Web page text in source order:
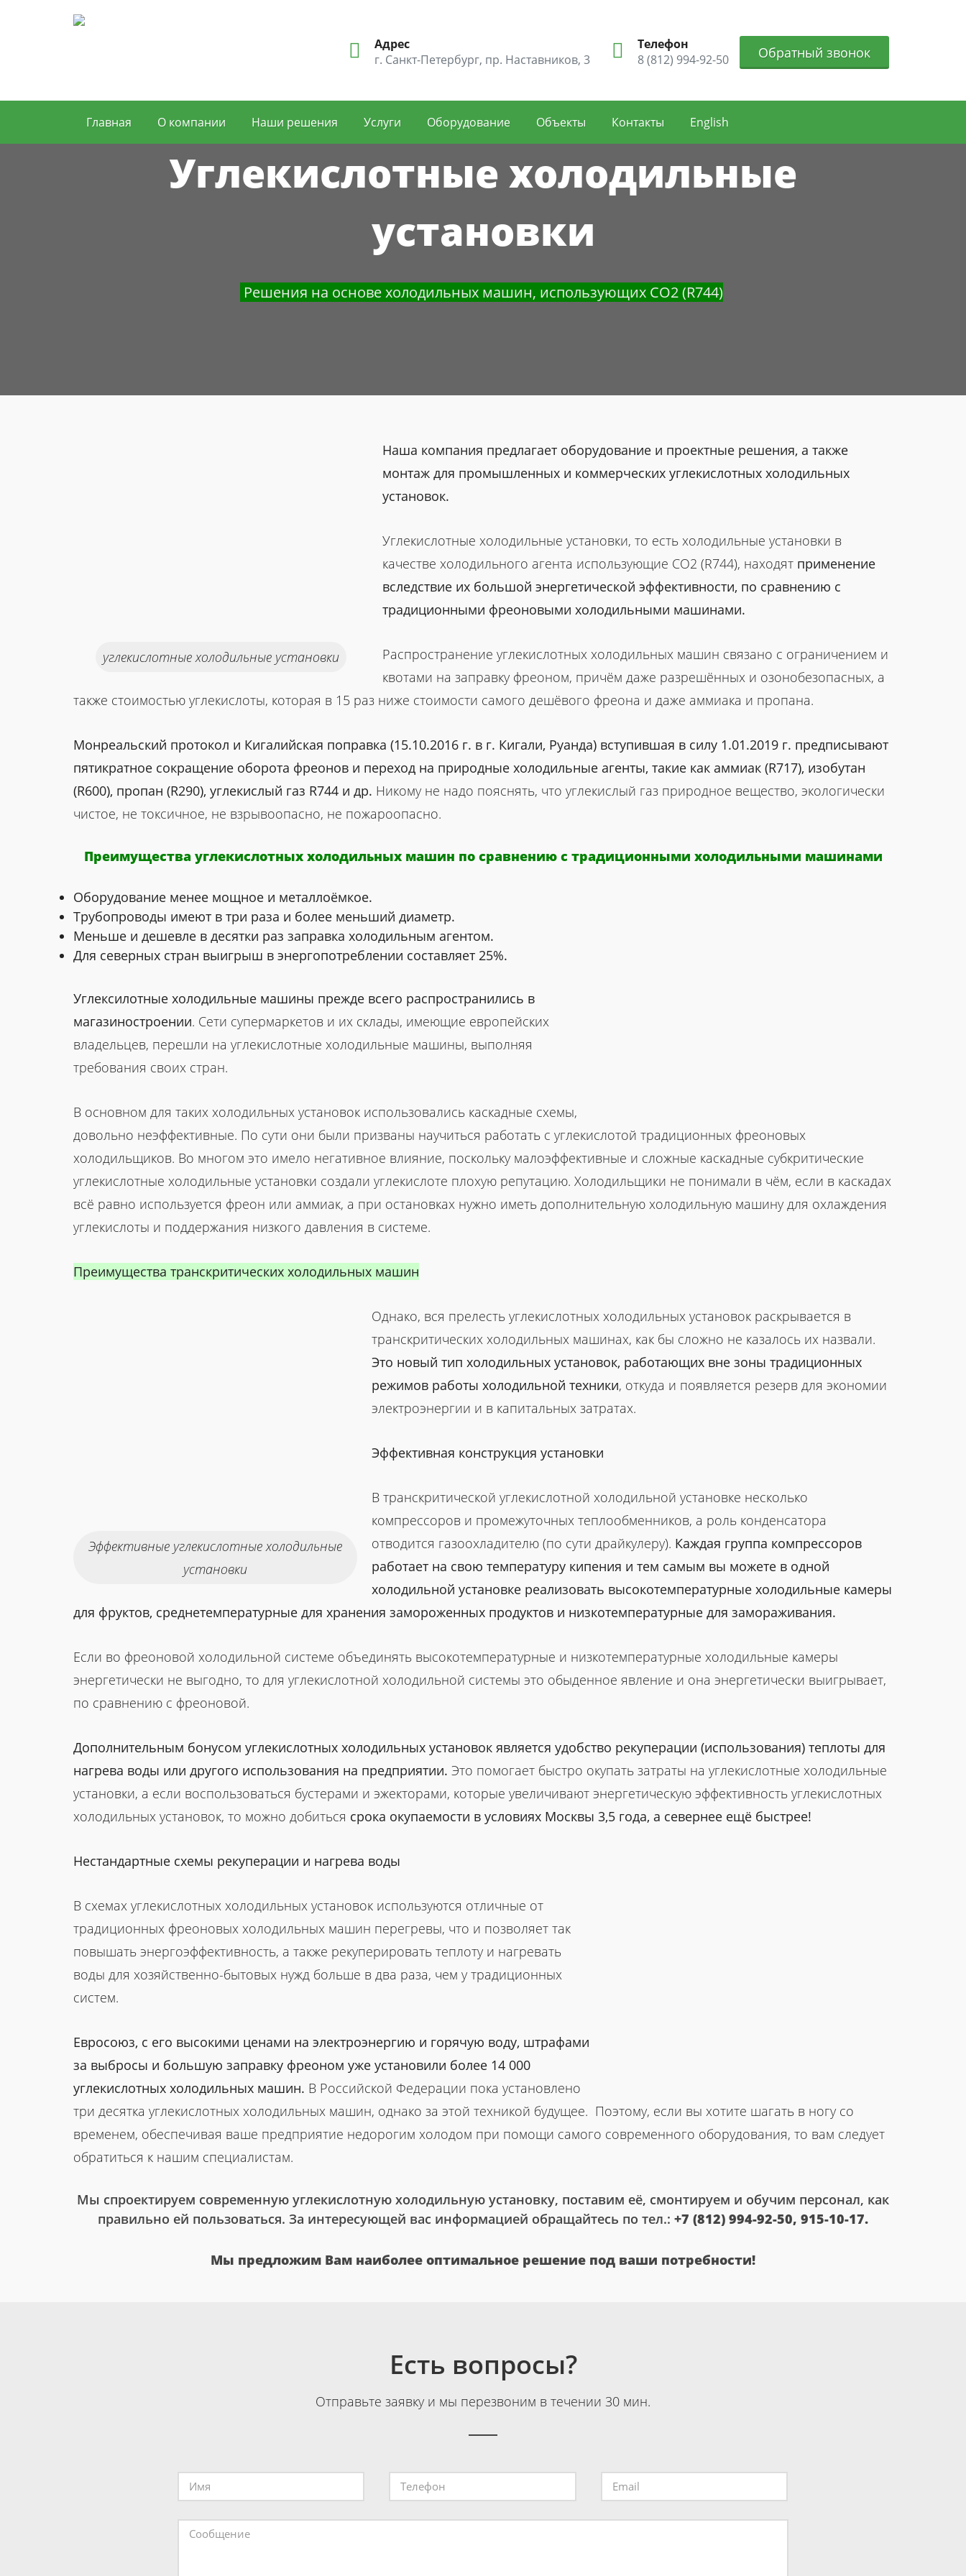
Обратный звонок
Адрес
г. Санкт-Петербург, пр. Наставников, 3
Телефон
8 (812) 994-92-50
Главная О компании Наши решения Услуги Оборудование Объекты Контакты English
Углекислотные холодильные
установки
Решения на основе холодильных машин, использующих СО2 (R744)
углекислотные холодильные установки
Наша компания предлагает оборудование и проектные решения, а также
монтаж для промышленных и коммерческих углекислотных холодильных
установок.
Углекислотные холодильные установки, то есть холодильные установки в
качестве холодильного агента использующие СО2 (R744), находят применение
вследствие их большой энергетической эффективности, по сравнению с
традиционными фреоновыми холодильными машинами.
Распространение углекислотных холодильных машин связано с ограничением и
квотами на заправку фреоном, причём даже разрешённых и озонобезопасных, а
также стоимостью углекислоты, которая в 15 раз ниже стоимости самого дешёвого фреона и даже аммиака и пропана.
Монреальский протокол и Кигалийская поправка (15.10.2016 г. в г. Кигали, Руанда) вступившая в силу 1.01.2019 г. предписывают
пятикратное сокращение оборота фреонов и переход на природные холодильные агенты, такие как аммиак (R717), изобутан
(R600), пропан (R290), углекислый газ R744 и др. Никому не надо пояснять, что углекислый газ природное вещество, экологически
чистое, не токсичное, не взрывоопасно, не пожароопасно.
Преимущества углекислотных холодильных машин по сравнению с традиционными холодильными машинами
Оборудование менее мощное и металлоёмкое.
Трубопроводы имеют в три раза и более меньший диаметр.
Меньше и дешевле в десятки раз заправка холодильным агентом.
Для северных стран выигрыш в энергопотреблении составляет 25%.
Углексилотные холодильные машины прежде всего распространились в
магазиностроении. Сети супермаркетов и их склады, имеющие европейских
владельцев, перешли на углекислотные холодильные машины, выполняя
требования своих стран.
В основном для таких холодильных установок использовались каскадные схемы,
довольно неэффективные. По сути они были призваны научиться работать с углекислотой традиционных фреоновых
холодильщиков. Во многом это имело негативное влияние, поскольку малоэффективные и сложные каскадные субкритические
углекислотные холодильные установки создали углекислоте плохую репутацию. Холодильщики не понимали в чём, если в каскадах
всё равно используется фреон или аммиак, а при остановках нужно иметь дополнительную холодильную машину для охлаждения
углекислоты и поддержания низкого давления в системе.
Преимущества транскритических холодильных машин
Эффективные углекислотные холодильные
установки
Однако, вся прелесть углекислотных холодильных установок раскрывается в
транскритических холодильных машинах, как бы сложно не казалось их назвали.
Это новый тип холодильных установок, работающих вне зоны традиционных
режимов работы холодильной техники, откуда и появляется резерв для экономии
электроэнергии и в капитальных затратах.
Эффективная конструкция установки
В транскритической углекислотной холодильной установке несколько
компрессоров и промежуточных теплообменников, а роль конденсатора
отводится газоохладителю (по сути драйкулеру). Каждая группа компрессоров
работает на свою температуру кипения и тем самым вы можете в одной
холодильной установке реализовать высокотемпературные холодильные камеры
для фруктов, среднетемпературные для хранения замороженных продуктов и низкотемпературные для замораживания.
Если во фреоновой холодильной системе объединять высокотемпературные и низкотемпературные холодильные камеры
энергетически не выгодно, то для углекислотной холодильной системы это обыденное явление и она энергетически выигрывает,
по сравнению с фреоновой.
Дополнительным бонусом углекислотных холодильных установок является удобство рекуперации (использования) теплоты для
нагрева воды или другого использования на предприятии. Это помогает быстро окупать затраты на углекислотные холодильные
установки, а если воспользоваться бустерами и эжекторами, которые увеличивают энергетическую эффективность углекислотных
холодильных установок, то можно добиться срока окупаемости в условиях Москвы 3,5 года, а севернее ещё быстрее!
Нестандартные схемы рекуперации и нагрева воды
В схемах углекислотных холодильных установок используются отличные от
традиционных фреоновых холодильных машин перегревы, что и позволяет так
повышать энергоэффективность, а также рекуперировать теплоту и нагревать
воды для хозяйственно-бытовых нужд больше в два раза, чем у традиционных
систем.
Евросоюз, с его высокими ценами на электроэнергию и горячую воду, штрафами
за выбросы и большую заправку фреоном уже установили более 14 000
углекислотных холодильных машин. В Российской Федерации пока установлено
три десятка углекислотных холодильных машин, однако за этой техникой будущее. Поэтому, если вы хотите шагать в ногу со
временем, обеспечивая ваше предприятие недорогим холодом при помощи самого современного оборудования, то вам следует
обратиться к нашим специалистам.
Мы спроектируем современную углекислотную холодильную установку, поставим её, смонтируем и обучим персонал, как
правильно ей пользоваться. За интересующей вас информацией обращайтесь по тел.: +7 (812) 994-92-50, 915-10-17.
Мы предложим Вам наиболее оптимальное решение под ваши потребности!
Есть вопросы?
Отправьте заявку и мы перезвоним в течении 30 мин.